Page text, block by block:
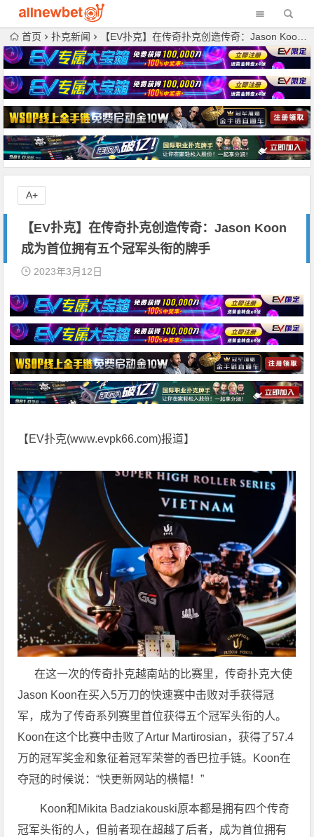
首页 扑克新闻 【EV扑克】在传奇扑克创造传奇：Jason Koon成为首位拥有五个冠军头衔的牌手
【EV扑克】在传奇扑克创造传奇：Jason Koon
成为首位拥有五个冠军头衔的牌手
2023年3月12日
【EV扑克(www.evpk66.com)报道】
在这一次的传奇扑克越南站的比赛里，传奇扑克大使
Jason Koon在买入5万刀的快速赛中击败对手获得冠
军，成为了传奇系列赛里首位获得五个冠军头衔的人。
Koon在这个比赛中击败了Artur Martirosian，获得了57.4
万的冠军奖金和象征着冠军荣誉的香巴拉手链。Koon在
夺冠的时候说：“快更新网站的横幅！”
Koon和Mikita Badziakouski原本都是拥有四个传奇
冠军头衔的人，但前者现在超越了后者，成为首位拥有
A+